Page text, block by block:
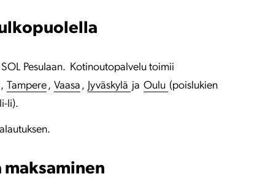
Pesulaan. Kotinoutopalvelu toimii
, Tampere, Vaasa , Jyväskylä ja Oulu (poislukien
Ii).